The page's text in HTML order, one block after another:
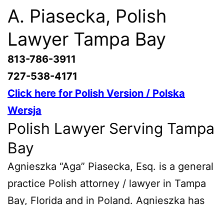
A. Piasecka, Polish
Lawyer Tampa Bay
813-786-3911
727-538-4171
Click here for Polish Version / Polska
Wersja
Polish Lawyer Serving Tampa
Bay
Agnieszka “Aga” Piasecka, Esq. is a general
practice Polish attorney / lawyer in Tampa
Bay, Florida and in Poland. Agnieszka has